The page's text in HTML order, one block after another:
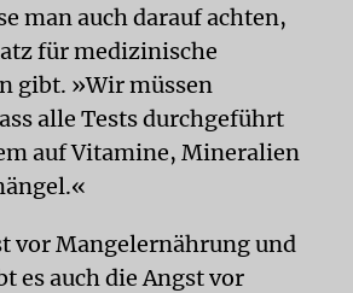
man auch darauf achten,
für medizinische
gibt. »Wir müssen
alle Tests durchgeführt
auf Vitamine, Mineralien
vor Mangelernährung und
es auch die Angst vor